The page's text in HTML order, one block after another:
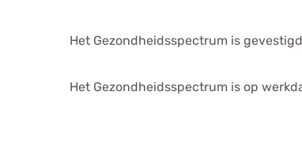
Het Gezondheidsspectrum is
Het Gezondheidsspectrum is op